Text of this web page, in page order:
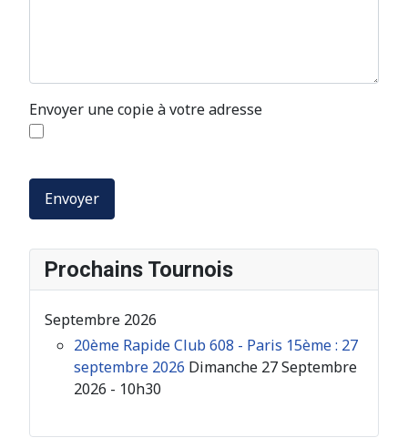
Prochains Tournois
Septembre 2026
20ème Rapide Club 608 - Paris 15ème : 27
septembre 2026 Dimanche 27 Septembre
2026 - 10h30
Envoyer une copie à votre adresse
Envoyer